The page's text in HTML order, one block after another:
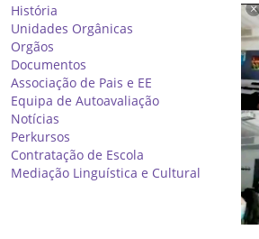
História
Unidades Orgânicas
Orgãos
Documentos
Associação de Pais e EE
Equipa de Autoavaliação
Notícias
Perkursos
Contratação de Escola
Mediação Linguística e Cultural